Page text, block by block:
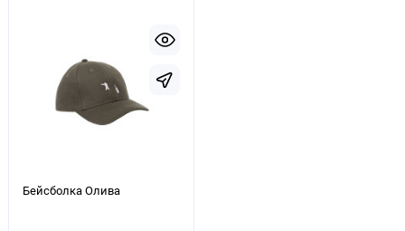
Бейсболка Олива